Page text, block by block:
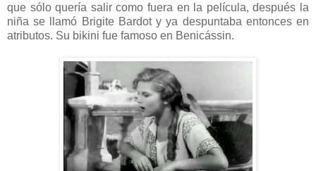
que sólo quería salir como fuera en la película, después la
niña se llamó Brigite Bardot y ya despuntaba entonces en
atributos. Su bikini fue famoso en Benicássin.